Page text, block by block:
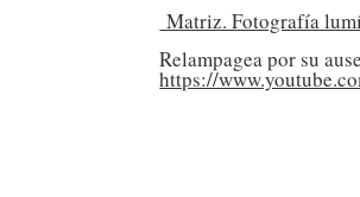
Matriz. Fotografía
Relampagea por su
https://